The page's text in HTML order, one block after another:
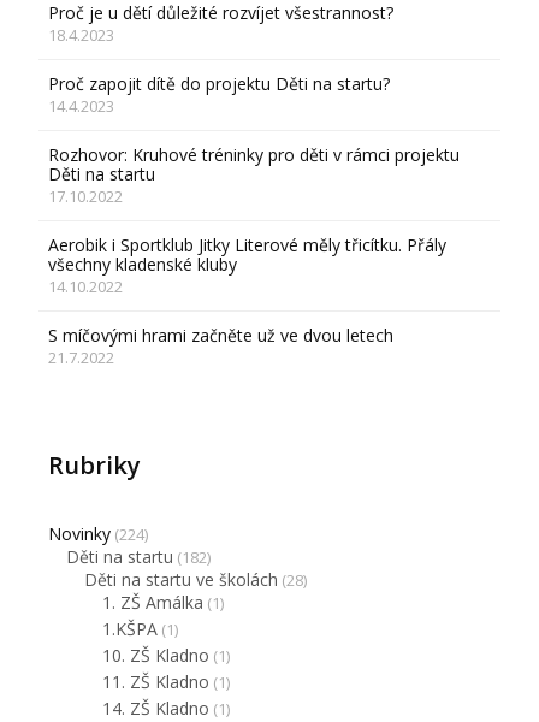
Proč je u dětí důležité rozvíjet všestrannost?
18.4.2023
Proč zapojit dítě do projektu Děti na startu?
14.4.2023
Rozhovor: Kruhové tréninky pro děti v rámci projektu
Děti na startu
17.10.2022
Aerobik i Sportklub Jitky Literové měly třicítku. Přály
všechny kladenské kluby
14.10.2022
S míčovými hrami začněte už ve dvou letech
21.7.2022
Rubriky
Novinky (224)
Děti na startu (182)
Děti na startu ve školách (28)
1. ZŠ Amálka (1)
1.KŠPA (1)
10. ZŠ Kladno (1)
11. ZŠ Kladno (1)
14. ZŠ Kladno (1)